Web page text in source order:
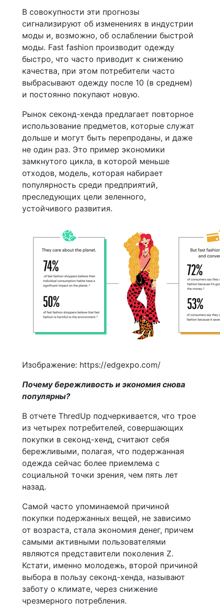
В совокупности эти прогнозы
сигнализируют об изменениях в индустрии
моды и, возможно, об ослаблении быстрой
моды. Fast fashion производит одежду
быстро, что часто приводит к снижению
качества, при этом потребители часто
выбрасывают одежду после 10 (в среднем)
и постоянно покупают новую.
Рынок секонд-хенда предлагает повторное
использование предметов, которые служат
дольше и могут быть перепроданы, и даже
не один раз. Это пример экономики
замкнутого цикла, в которой меньше
отходов, модель, которая набирает
популярность среди предприятий,
преследующих цели зеленного,
устойчивого развития.
Изображение: https://edgexpo.com/
Почему бережливость и экономия снова
популярны?
В отчете ThredUp подчеркивается, что трое
из четырех потребителей, совершающих
покупки в секонд-хенд, считают себя
бережливыми, полагая, что подержанная
одежда сейчас более приемлема с
социальной точки зрения, чем пять лет
назад.
Самой часто упоминаемой причиной
покупки подержанных вещей, не зависимо
от возраста, стала экономия денег, причем
самыми активными пользователями
являются представители поколения Z.
Кстати, именно молодежь, второй причиной
выбора в пользу секонд-хенда, называют
заботу о климате, через снижение
чрезмерного потребления.